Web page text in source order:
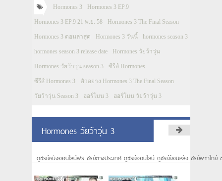
Hormones 3 Hormones 3 EP.9
Hormones 3 EP.9 21 พ.ย. 58 Hormones 3 The Final Season
Hormones 3 ตอนล่าสุด Hormones 3 วันนี้ hormones season 3
hormones season 3 release date Hormones วัยว้าวุ่น
Hormones วัยว้าวุ่น season 3 ซีรีส์ Hormones
ซีรีส์ Hormones 3 ตัวอย่าง Hormones 3 The Final Season
วัยว้าวุ่น Season 3 ฮอร์โมน 3 ฮอร์โมน วัยว้าวุ่น 3
Hormones วัยว้าวุ่น 3
ดูซีรีย์หนังออนไลน์ฟรี ซีรีย์ต่างประเทศ ดูซีรีย์ออนไลน์ ดูซีรีย์ย้อนหลัง ซีรีย์พากไทย์